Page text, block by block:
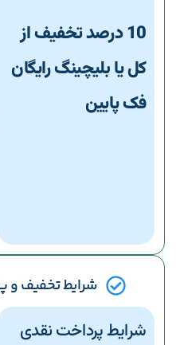
10 درصد تخفیف از
کل یا بلیچینگ رایگان
فک پایین
شرایط تخفیف و
شرایط پرداخت نقدی